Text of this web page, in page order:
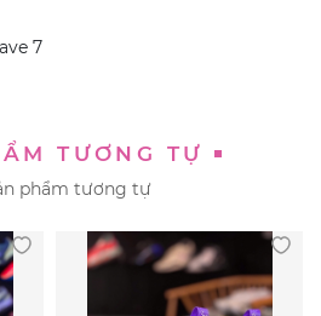
7
TƯƠNG TỰ
phẩm tương tự